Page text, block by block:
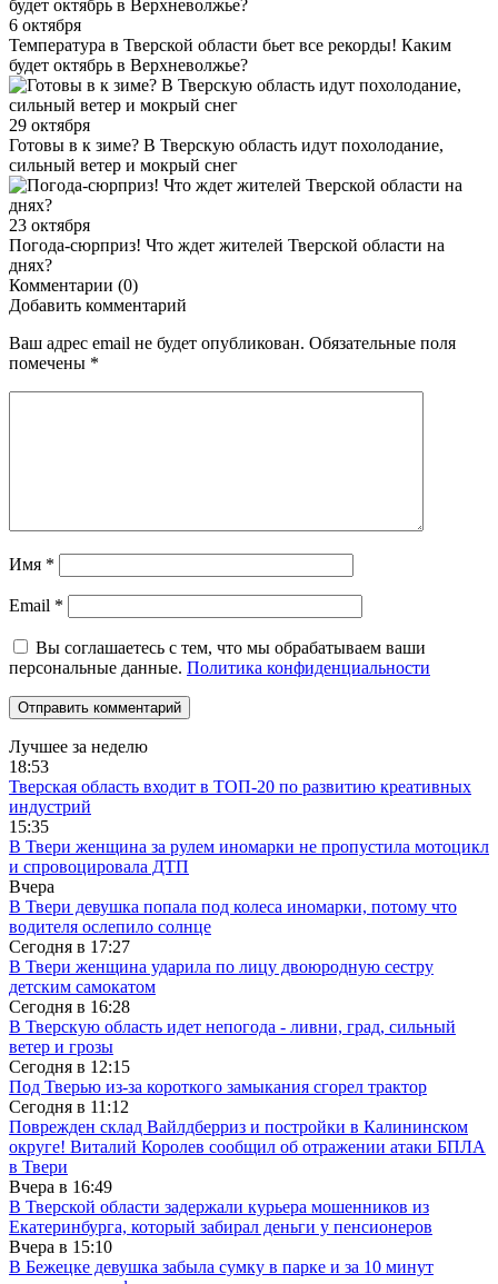
6 октября
Температура в Тверской области бьет все рекорды! Каким
будет октябрь в Верхневолжье?
29 октября
Готовы в к зиме? В Тверскую область идут похолодание,
сильный ветер и мокрый снег
23 октября
Погода-сюрприз! Что ждет жителей Тверской области на
днях?
Комментарии (0)
Добавить комментарий
Ваш адрес email не будет опубликован. Обязательные поля
помечены *
Имя *
Email *
Вы соглашаетесь с тем, что мы обрабатываем ваши
персональные данные. Политика конфиденциальности
Лучшее за неделю
18:53
Тверская область входит в ТОП-20 по развитию креативных
индустрий
15:35
В Твери женщина за рулем иномарки не пропустила мотоцикл
и спровоцировала ДТП
Вчера
В Твери девушка попала под колеса иномарки, потому что
водителя ослепило солнце
Сегодня в 17:27
В Твери женщина ударила по лицу двоюродную сестру
детским самокатом
Сегодня в 16:28
В Тверскую область идет непогода - ливни, град, сильный
ветер и грозы
Сегодня в 12:15
Под Тверью из-за короткого замыкания сгорел трактор
Сегодня в 11:12
Поврежден склад Вайлдберриз и постройки в Калининском
округе! Виталий Королев сообщил об отражении атаки БПЛА
в Твери
Вчера в 16:49
В Тверской области задержали курьера мошенников из
Екатеринбурга, который забирал деньги у пенсионеров
Вчера в 15:10
В Бежецке девушка забыла сумку в парке и за 10 минут